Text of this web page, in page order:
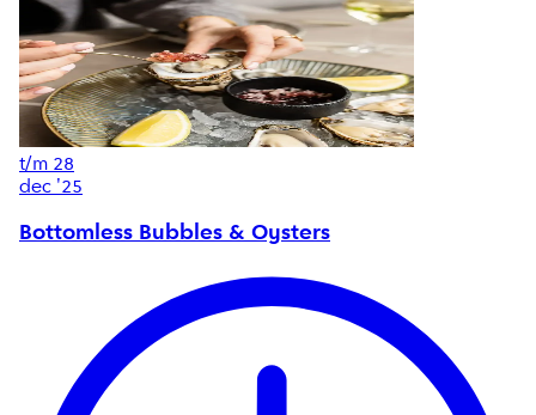
t/m 28
dec '25
Bottomless Bubbles & Oysters